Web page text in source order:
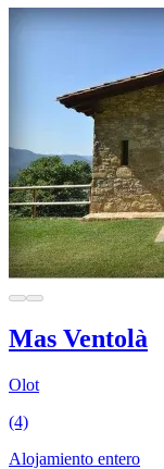
Mas Ventolà
Olot
(4)
Alojamiento entero